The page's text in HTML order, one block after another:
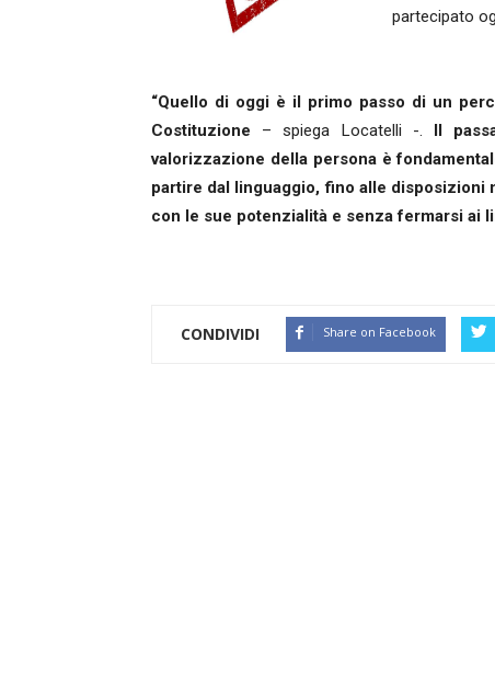
partecipato
“Quello di oggi è il primo passo di un
Costituzione – spiega Locatelli -.
Il
valorizzazione della persona è
partire dal linguaggio, fino alle disposizioni
con le sue potenzialità e senza fermarsi ai
CONDIVIDI Share on Facebook